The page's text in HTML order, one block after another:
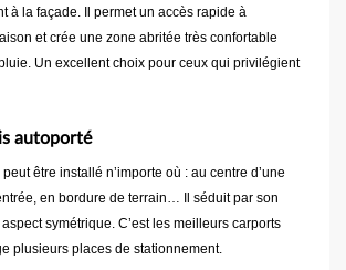
à la façade. Il permet un accès rapide à
et crée une zone abritée très confortable
Un excellent choix pour ceux qui privilégient
autoporté
être installé n’importe où : au centre d’une
en bordure de terrain… Il séduit par son
symétrique. C’est les meilleurs carports
plusieurs places de stationnement.